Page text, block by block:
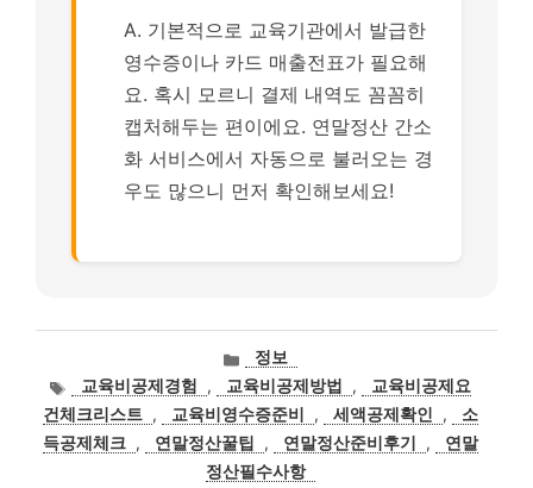
A. 기본적으로 교육기관에서 발급한
영수증이나 카드 매출전표가 필요해
요. 혹시 모르니 결제 내역도 꼼꼼히
캡처해두는 편이에요. 연말정산 간소
화 서비스에서 자동으로 불러오는 경
우도 많으니 먼저 확인해보세요!
카
테
고
리
정보
태
그
교육비공제경험 , 교육비공제방법 ,
교육비공제요
건체크리스트 , 교육비영수증준비 , 세액공제확인 ,
소
득공제체크 , 연말정산꿀팁 , 연말정산준비후기 ,
연말
정산필수사항